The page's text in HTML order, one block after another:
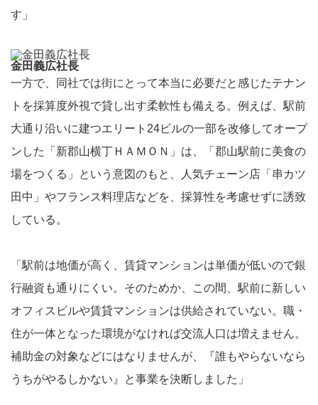
す」
金田義広社長
一方で、同社では街にとって本当に必要だと感じたテナン
トを採算度外視で貸し出す柔軟性も備える。例えば、駅前
大通り沿いに建つエリート24ビルの一部を改修してオープ
ンした「新郡山横丁ＨＡＭＯＮ」は、「郡山駅前に美食の
場をつくる」という意図のもと、人気チェーン店「串カツ
田中」やフランス料理店などを、採算性を考慮せずに誘致
している。
「駅前は地価が高く、賃貸マンションは単価が低いので銀
行融資も通りにくい。そのためか、この間、駅前に新しい
オフィスビルや賃貸マンションは供給されていない。職・
住が一体となった環境がなければ交流人口は増えません。
補助金の対象などにはなりませんが、『誰もやらないなら
うちがやるしかない』と事業を決断しました」